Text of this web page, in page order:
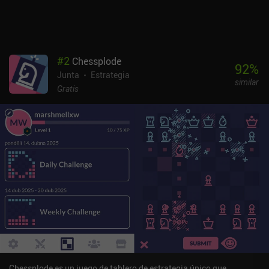
#2 Chessplode
Junta
Estrategia
Gratis
92%
similar